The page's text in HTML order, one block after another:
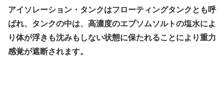
アイソレーション・タンクはフローティングタンクとも呼
ばれ、タンクの中は、高濃度のエプソムソルトの塩水によ
り体が浮きも沈みもしない状態に保たれることにより重力
感覚が遮断されます。